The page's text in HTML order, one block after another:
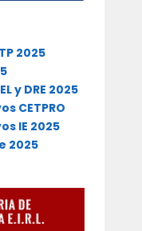
2025
y DRE 2025
CETPRO
IE 2025
2025